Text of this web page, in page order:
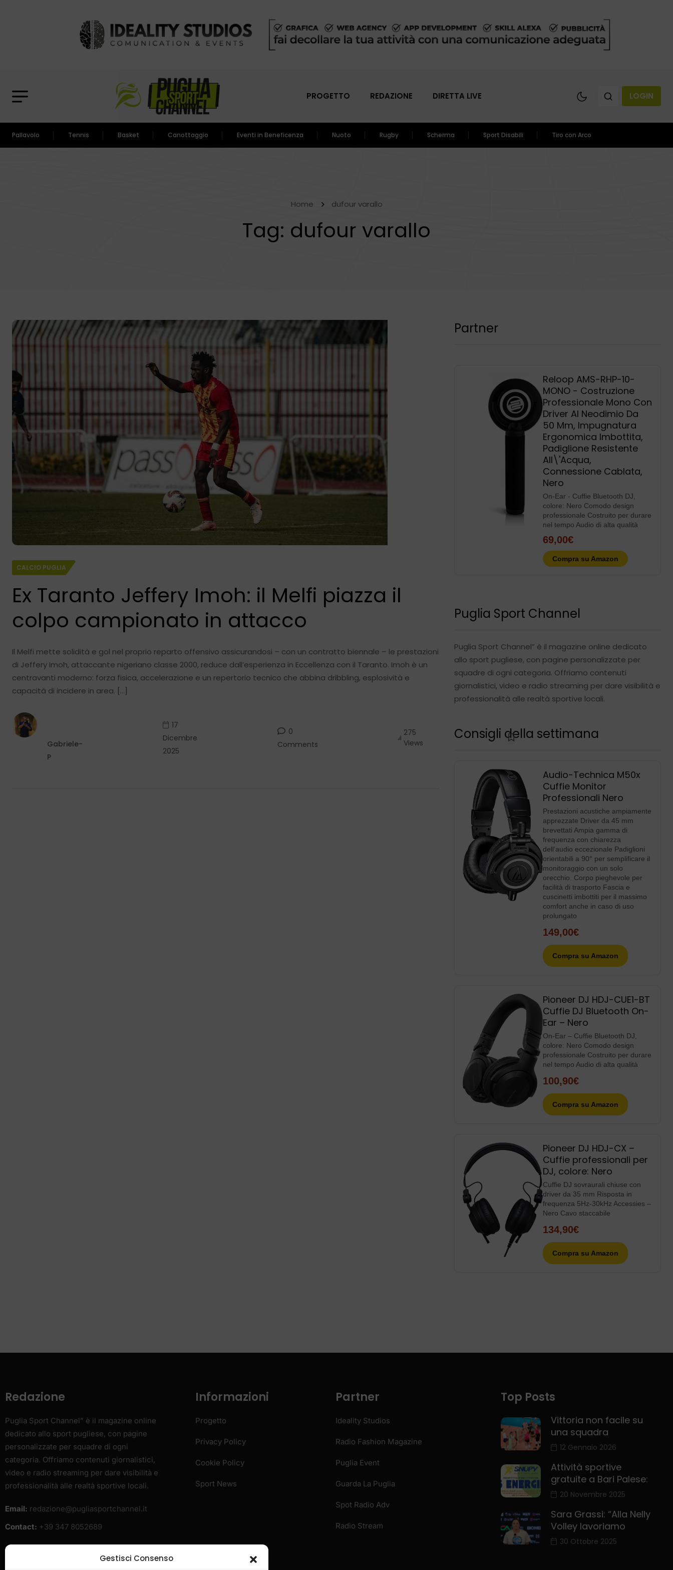
Gestisci Consenso
PROGETTO REDAZIONE DIRETTA LIVE LOGIN
Pallavolo Tennis Basket Canottaggio Eventi in Beneficenza Nuoto Rugby Scherma Sport Disabili Tiro con Arco
Home dufour varallo
Tag: dufour varallo
CALCIO PUGLIA
Ex Taranto Jeffery Imoh: il Melfi piazza il
colpo campionato in attacco
Il Melfi mette solidità e gol nel proprio reparto offensivo assicurandosi – con un contratto biennale – le prestazioni
di Jeffery Imoh, attaccante nigeriano classe 2000, reduce dall’esperienza in Eccellenza con il Taranto. Imoh è un
centravanti moderno: forza fisica, accelerazione e un repertorio tecnico che abbina dribbling, esplosività e
capacità di incidere in area. […]
Gabriele-
P
17
Dicembre
2025
0
Comments
275
Views
Partner
Puglia Sport Channel
Puglia Sport Channel” è il magazine online dedicato
giornalistici, video e radio streaming per dare visibilità e
professionalità alle realtà sportive locali.
Consigli della settimana
Audio-Technica M50x
Cuffie Monitor
Prestazioni acustiche ampiamente
apprezzate Driver da 45 mm
orientabili a 90° per semplificare il
monitoraggio con un solo
orecchio. Corpo pieghevole per
facilità di trasporto Fascia e
cuscinetti imbottiti per il massimo
comfort anche in caso di uso
prolungato
149,00€
Compra su Amazon
Pioneer DJ HDJ-CUE1-BT
Cuffie DJ Bluetooth On-
Ear – Nero
On-Ear – Cuffie Bluetooth DJ,
colore: Nero Comodo design
100,90€
Compra su Amazon
Pioneer DJ HDJ-CX –
Cuffie professionali per
DJ, colore: Nero
Cuffie DJ sovraurali chiuse con
driver da 35 mm Risposta in
134,90€
Compra su Amazon
dedicato allo sport pugliese, con pagine
video e radio streaming per dare visibilità e
Contact: +39 347 8052689
Sport News Guarda La Puglia
Spot Radio Adv
Radio Stream
una squadra
gratuite a Bari Palese:
Sara Grassi: “Alla Nelly
Volley lavoriamo
30 Ottobre 2025
PRIVACY POLICY